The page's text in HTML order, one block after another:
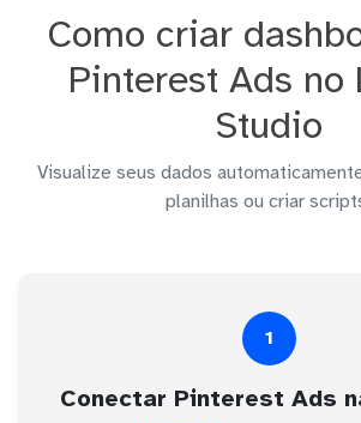
Como criar
Pinterest Ads no
Studio
Visualize seus dados
planilhas ou criar
1
Conectar Pinterest Ads